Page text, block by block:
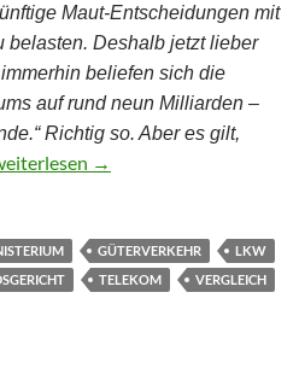
Maut-Entscheidungen mit
belasten. Deshalb jetzt lieber
beliefen sich die
auf rund neun Milliarden –
Richtig so. Aber es gilt,
– Ein Lehrstück der
→
GÜTERVERKEHR
LKW
TELEKOM
VERGLEICH